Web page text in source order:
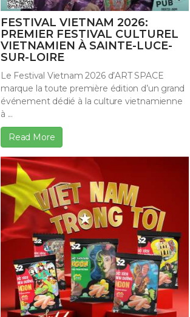
FESTIVAL VIETNAM 2026:
PREMIER FESTIVAL CULTUREL
VIETNAMIEN À SAINTE-LUCE-
SUR-LOIRE
Le Festival Vietnam 2026 d’ART SPACE
marque la toute première édition d’un grand
événement dédié à la culture vietnamienne
à ...
Read More